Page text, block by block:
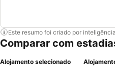
Este resumo foi criado por
Comparar com
Alojamento selecionado